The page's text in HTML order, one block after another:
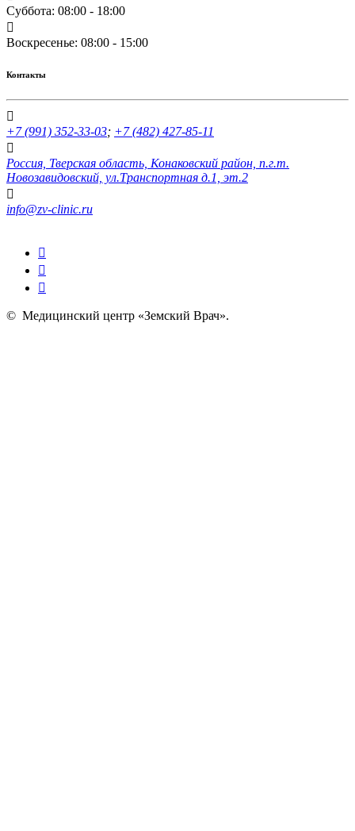
Суббота: 08:00 - 18:00
Воскресенье: 08:00 - 15:00
Контакты
+7 (991) 352-33-03; +7 (482) 427-85-11
Россия, Тверская область, Конаковский район, п.г.т.
Новозавидовский, ул.Транспортная д.1, эт.2
info@zv-clinic.ru
© Медицинский центр «Земский Врач».